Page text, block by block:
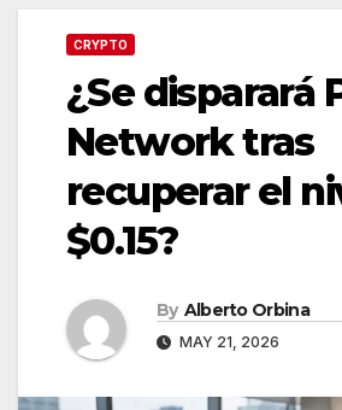
CRYPTO
¿Se disparará
Network tras
recuperar el
$0.15?
By Alberto Orbina
MAY 21, 2026